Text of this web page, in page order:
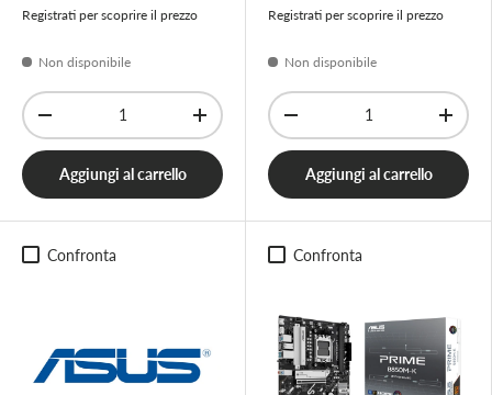
Registrati per scoprire il prezzo
Non disponibile
Q.tà
-
+
Aggiungi al carrello
Registrati per scoprire il prezzo
Non disponibile
Q.tà
-
+
Aggiungi al carrello
Confronta Confronta